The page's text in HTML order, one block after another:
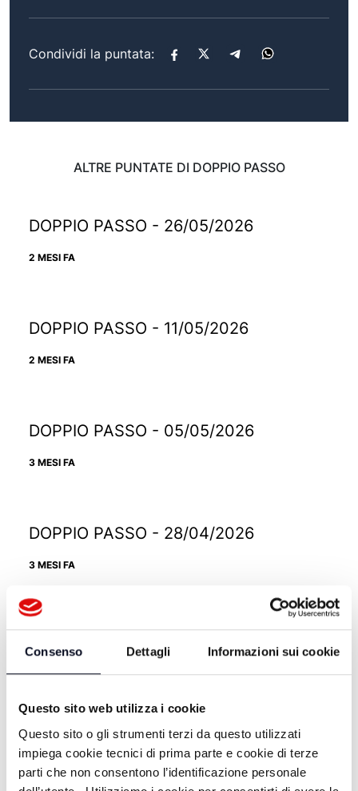
Consenso Dettagli Informazioni sui cookie
Questo sito web utilizza i cookie
Questo sito o gli strumenti terzi da questo utilizzati
impiega cookie tecnici di prima parte e cookie di terze
parti che non consentono l’identificazione personale
Condividi la puntata:
ALTRE PUNTATE DI DOPPIO PASSO
DOPPIO PASSO - 26/05/2026
2 MESI FA
DOPPIO PASSO - 11/05/2026
2 MESI FA
DOPPIO PASSO - 05/05/2026
3 MESI FA
DOPPIO PASSO - 28/04/2026
3 MESI FA
DOPPIO PASSO - 21/04/2026
DOPPIO PASSO - 14/04/2026
3 MESI FA